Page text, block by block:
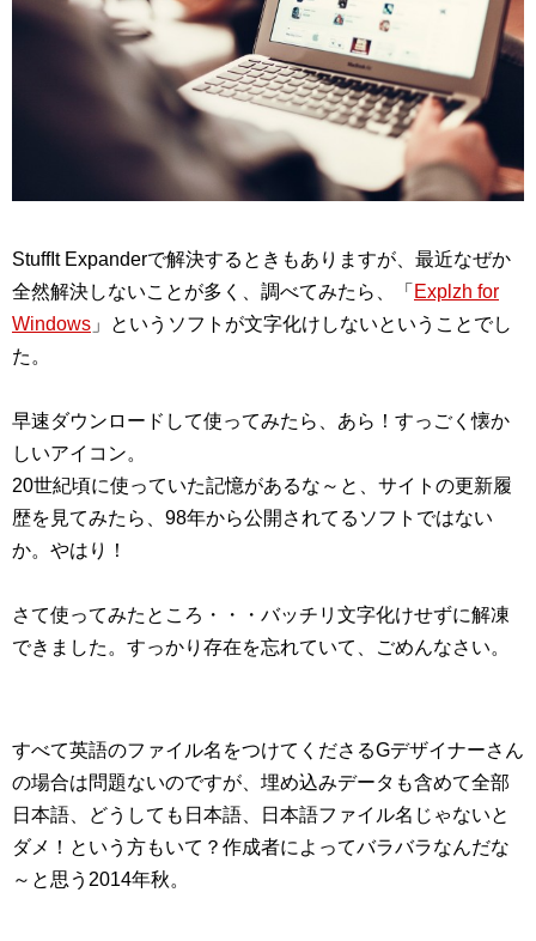
StuffIt Expanderで解決するときもありますが、最近なぜか
全然解決しないことが多く、調べてみたら、「 Explzh for
Windows 」というソフトが文字化けしないということでし
た。
早速ダウンロードして使ってみたら、あら！すっごく懐か
しいアイコン。
20世紀頃に使っていた記憶があるな～と、サイトの更新履
歴を見てみたら、98年から公開されてるソフトではない
か。やはり！
さて使ってみたところ・・・バッチリ文字化けせずに解凍
できました。すっかり存在を忘れていて、ごめんなさい。
すべて英語のファイル名をつけてくださるGデザイナーさん
の場合は問題ないのですが、埋め込みデータも含めて全部
日本語、どうしても日本語、日本語ファイル名じゃないと
ダメ！という方もいて？作成者によってバラバラなんだな
～と思う2014年秋。